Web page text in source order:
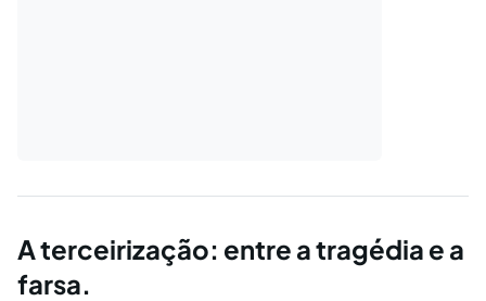
A terceirização: entre a tragédia e a
farsa.